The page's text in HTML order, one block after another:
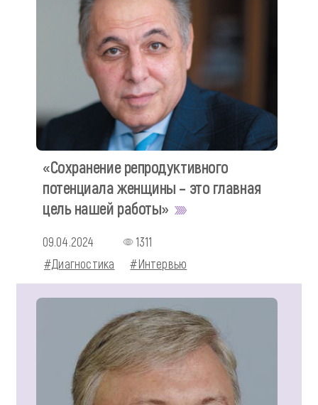
«Сохранение репродуктивного
потенциала женщины – это главная
цель нашей работы»
09.04.2024
1311
#Диагностика
#Интервью